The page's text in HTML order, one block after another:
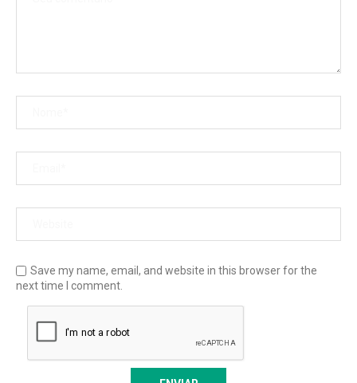
Save my name, email, and website in this browser for the
next time I comment.